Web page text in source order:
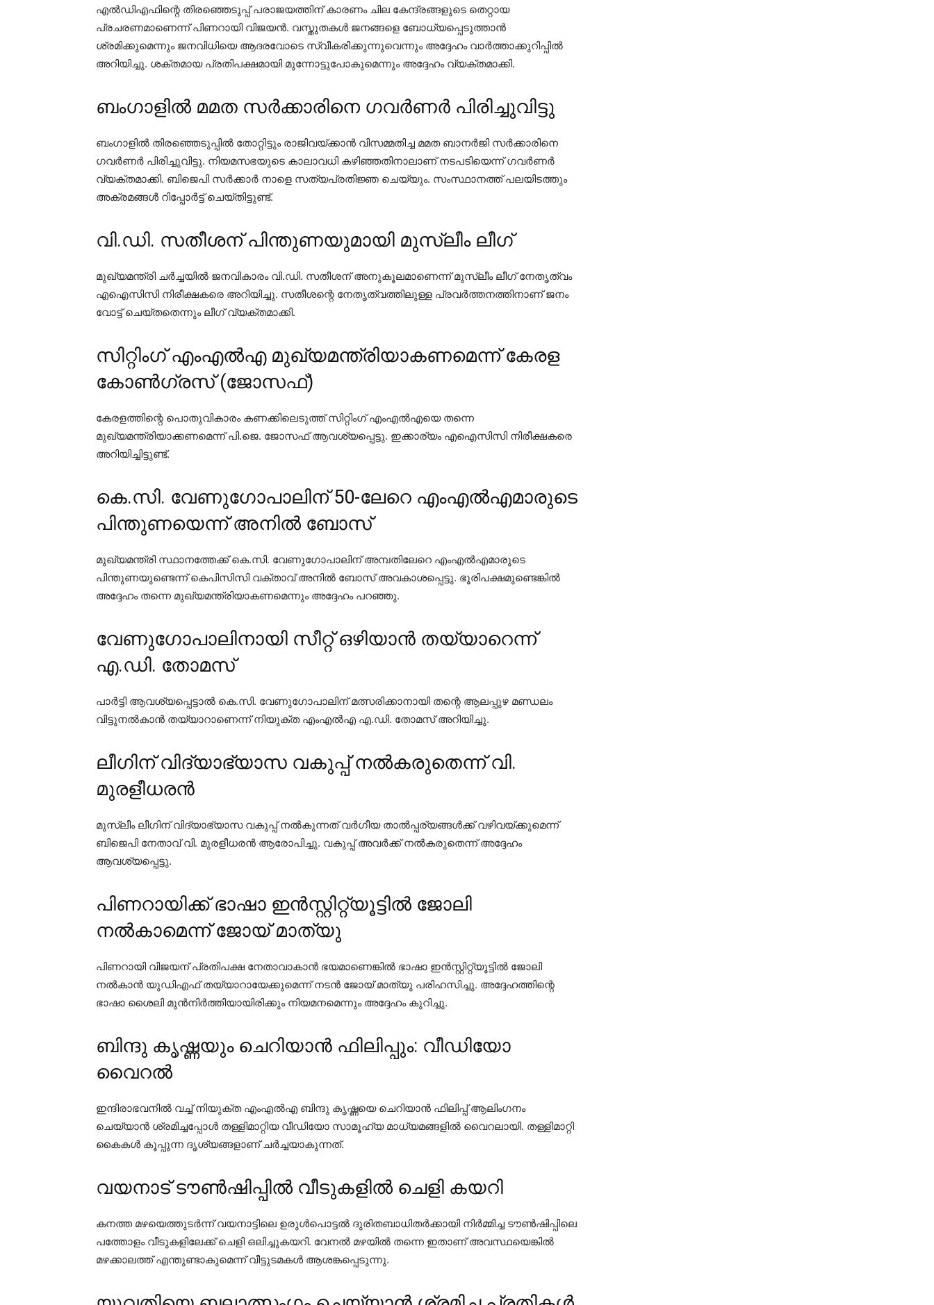
എൽഡിഎഫിന്റെ തിരഞ്ഞെടുപ്പ് പരാജയത്തിന് കാരണം ചില കേന്ദ്രങ്ങളുടെ തെറ്റായ
പ്രചരണമാണെന്ന് പിണറായി വിജയൻ. വസ്തുതകൾ ജനങ്ങളെ ബോധ്യപ്പെടുത്താൻ
ശ്രമിക്കുമെന്നും ജനവിധിയെ ആദരവോടെ സ്വീകരിക്കുന്നുവെന്നും അദ്ദേഹം വാർത്താക്കുറിപ്പിൽ
അറിയിച്ചു. ശക്തമായ പ്രതിപക്ഷമായി മുന്നോട്ടുപോകുമെന്നും അദ്ദേഹം വ്യക്തമാക്കി.
ബംഗാളിൽ മമത സർക്കാരിനെ ഗവർണർ പിരിച്ചുവിട്ടു
ബംഗാളിൽ തിരഞ്ഞെടുപ്പിൽ തോറ്റിട്ടും രാജിവയ്ക്കാൻ വിസമ്മതിച്ച മമത ബാനർജി സർക്കാരിനെ
ഗവർണർ പിരിച്ചുവിട്ടു. നിയമസഭയുടെ കാലാവധി കഴിഞ്ഞതിനാലാണ് നടപടിയെന്ന് ഗവർണർ
വ്യക്തമാക്കി. ബിജെപി സർക്കാർ നാളെ സത്യപ്രതിജ്ഞ ചെയ്യും. സംസ്ഥാനത്ത് പലയിടത്തും
അക്രമങ്ങൾ റിപ്പോർട്ട് ചെയ്തിട്ടുണ്ട്.
വി.ഡി. സതീശന് പിന്തുണയുമായി മുസ്ലീം ലീഗ്
മുഖ്യമന്ത്രി ചർച്ചയിൽ ജനവികാരം വി.ഡി. സതീശന് അനുകൂലമാണെന്ന് മുസ്ലീം ലീഗ് നേതൃത്വം
എഐസിസി നിരീക്ഷകരെ അറിയിച്ചു. സതീശന്റെ നേതൃത്വത്തിലുള്ള പ്രവർത്തനത്തിനാണ് ജനം
വോട്ട് ചെയ്തതെന്നും ലീഗ് വ്യക്തമാക്കി.
സിറ്റിംഗ് എംഎൽഎ മുഖ്യമന്ത്രിയാകണമെന്ന് കേരള
കോൺഗ്രസ് (ജോസഫ്)
കേരളത്തിന്റെ പൊതുവികാരം കണക്കിലെടുത്ത് സിറ്റിംഗ് എംഎൽഎയെ തന്നെ
മുഖ്യമന്ത്രിയാക്കണമെന്ന് പി.ജെ. ജോസഫ് ആവശ്യപ്പെട്ടു. ഇക്കാര്യം എഐസിസി നിരീക്ഷകരെ
അറിയിച്ചിട്ടുണ്ട്.
കെ.സി. വേണുഗോപാലിന് 50-ലേറെ എംഎൽഎമാരുടെ
പിന്തുണയെന്ന് അനിൽ ബോസ്
മുഖ്യമന്ത്രി സ്ഥാനത്തേക്ക് കെ.സി. വേണുഗോപാലിന് അമ്പതിലേറെ എംഎൽഎമാരുടെ
പിന്തുണയുണ്ടെന്ന് കെപിസിസി വക്താവ് അനിൽ ബോസ് അവകാശപ്പെട്ടു. ഭൂരിപക്ഷമുണ്ടെങ്കിൽ
അദ്ദേഹം തന്നെ മുഖ്യമന്ത്രിയാകണമെന്നും അദ്ദേഹം പറഞ്ഞു.
വേണുഗോപാലിനായി സീറ്റ് ഒഴിയാൻ തയ്യാറെന്ന്
എ.ഡി. തോമസ്
പാർട്ടി ആവശ്യപ്പെട്ടാൽ കെ.സി. വേണുഗോപാലിന് മത്സരിക്കാനായി തന്റെ ആലപ്പുഴ മണ്ഡലം
വിട്ടുനൽകാൻ തയ്യാറാണെന്ന് നിയുക്ത എംഎൽഎ എ.ഡി. തോമസ് അറിയിച്ചു.
ലീഗിന് വിദ്യാഭ്യാസ വകുപ്പ് നൽകരുതെന്ന് വി.
മുരളീധരൻ
മുസ്ലീം ലീഗിന് വിദ്യാഭ്യാസ വകുപ്പ് നൽകുന്നത് വർഗീയ താൽപ്പര്യങ്ങൾക്ക് വഴിവയ്ക്കുമെന്ന്
ബിജെപി നേതാവ് വി. മുരളീധരൻ ആരോപിച്ചു. വകുപ്പ് അവർക്ക് നൽകരുതെന്ന് അദ്ദേഹം
ആവശ്യപ്പെട്ടു.
പിണറായിക്ക് ഭാഷാ ഇൻസ്റ്റിറ്റ്യൂട്ടിൽ ജോലി
നൽകാമെന്ന് ജോയ് മാത്യു
പിണറായി വിജയന് പ്രതിപക്ഷ നേതാവാകാൻ ഭയമാണെങ്കിൽ ഭാഷാ ഇൻസ്റ്റിറ്റ്യൂട്ടിൽ ജോലി
നൽകാൻ യുഡിഎഫ് തയ്യാറായേക്കുമെന്ന് നടൻ ജോയ് മാത്യു പരിഹസിച്ചു. അദ്ദേഹത്തിന്റെ
ഭാഷാ ശൈലി മുൻനിർത്തിയായിരിക്കും നിയമനമെന്നും അദ്ദേഹം കുറിച്ചു.
ബിന്ദു കൃഷ്ണയും ചെറിയാൻ ഫിലിപ്പും: വീഡിയോ
വൈറൽ
ഇന്ദിരാഭവനിൽ വച്ച് നിയുക്ത എംഎൽഎ ബിന്ദു കൃഷ്ണയെ ചെറിയാൻ ഫിലിപ്പ് ആലിംഗനം
ചെയ്യാൻ ശ്രമിച്ചപ്പോൾ തള്ളിമാറ്റിയ വീഡിയോ സാമൂഹ്യ മാധ്യമങ്ങളിൽ വൈറലായി. തള്ളിമാറ്റി
കൈകൾ കൂപ്പുന്ന ദൃശ്യങ്ങളാണ് ചർച്ചയാകുന്നത്.
വയനാട് ടൗൺഷിപ്പിൽ വീടുകളിൽ ചെളി കയറി
കനത്ത മഴയെത്തുടർന്ന് വയനാട്ടിലെ ഉരുൾപൊട്ടൽ ദുരിതബാധിതർക്കായി നിർമ്മിച്ച ടൗൺഷിപ്പിലെ
പത്തോളം വീടുകളിലേക്ക് ചെളി ഒലിച്ചുകയറി. വേനൽ മഴയിൽ തന്നെ ഇതാണ് അവസ്ഥയെങ്കിൽ
മഴക്കാലത്ത് എന്തുണ്ടാകുമെന്ന് വീട്ടുടമകൾ ആശങ്കപ്പെടുന്നു.